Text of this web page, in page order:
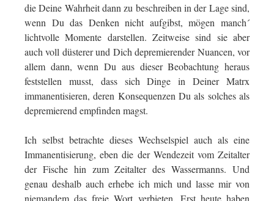
die Deine Wahrheit dann zu beschreiben in der Lage sind,
wenn Du das Denken nicht aufgibst, mögen manch´
lichtvolle Momente darstellen. Zeitweise sind sie aber
auch voll düsterer und Dich depremierender Nuancen, vor
allem dann, wenn Du aus dieser Beobachtung heraus
feststellen musst, dass sich Dinge in Deiner Matrx
immanentisieren, deren Konsequenzen Du als solches als
depremierend empfinden magst.
Ich selbst betrachte dieses Wechselspiel auch als eine
Immanentisierung, eben die der Wendezeit vom Zeitalter
der Fische hin zum Zeitalter des Wassermanns. Und
genau deshalb auch erhebe ich mich und lasse mir von
niemandem das freie Wort verbieten. Erst heute haben